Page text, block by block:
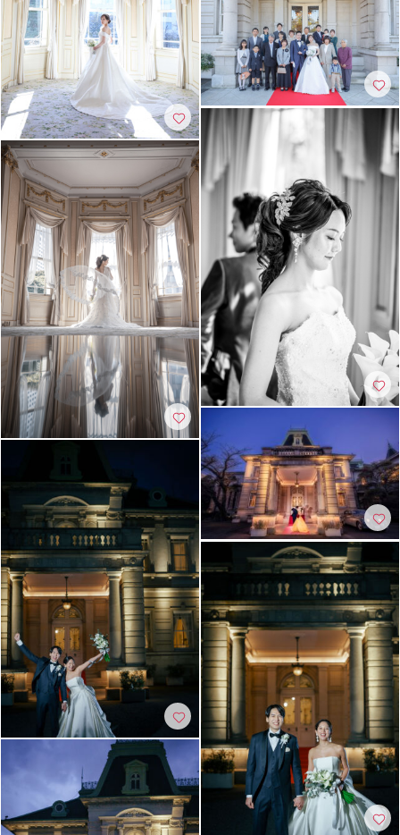
チャペルでの撮影 豊富なドレス
豊富な色打掛・着物 家族・友人と撮影
歴史的建造物での撮影
衣装の試着
スタジオでの撮影
撮影前の打ち合わせ
事前来店なしで撮影
ヘアメイクリハーサル